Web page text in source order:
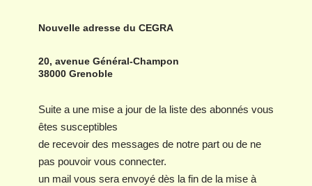
Nouvelle adresse du CEGRA
20, avenue Général-Champon
38000 Grenoble
Suite a une mise a jour de la liste des abonnés vous
êtes susceptibles
de recevoir des messages de notre part ou de ne
pas pouvoir vous connecter.
un mail vous sera envoyé dès la fin de la mise à